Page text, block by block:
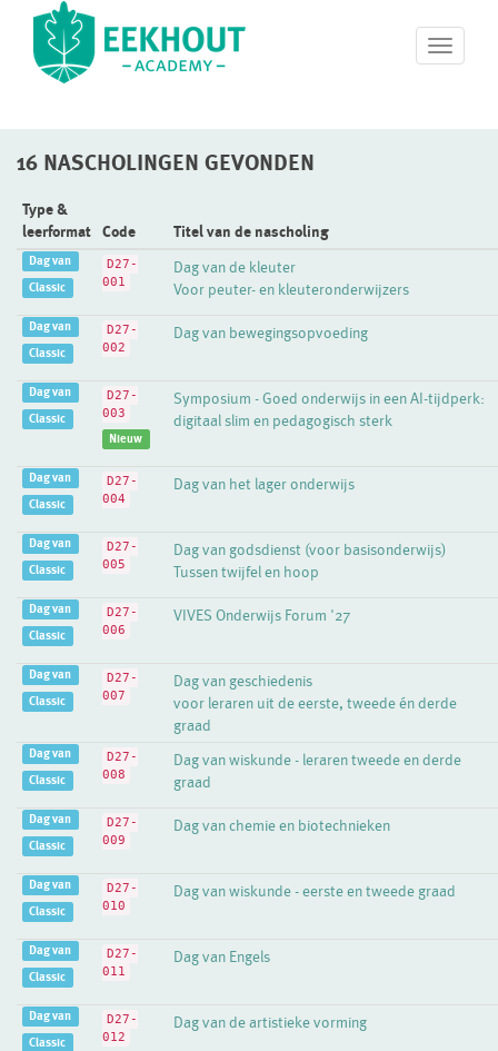
T
o
16 NASCHOLINGEN GEVONDEN
Type &
leerformat
Code Titel van de nascholing
Dag van
Classic
D27-
001
Dag van de kleuter
Voor peuter- en kleuteronderwijzers
Dag van
Classic
D27-
002
Dag van bewegingsopvoeding
Dag van
Classic
D27-
003
Nieuw
Symposium - Goed onderwijs in een AI-tijdperk:
digitaal slim en pedagogisch sterk
Dag van
Classic
D27-
004
Dag van het lager onderwijs
Dag van
Classic
D27-
005
Dag van godsdienst (voor basisonderwijs)
Tussen twijfel en hoop
Dag van
Classic
D27-
006
VIVES Onderwijs Forum '27
Dag van
Classic
D27-
007
Dag van geschiedenis
voor leraren uit de eerste, tweede én derde
graad
Dag van
Classic
D27-
008
Dag van wiskunde - leraren tweede en derde
graad
Dag van
Classic
D27-
009
Dag van chemie en biotechnieken
Dag van
Classic
D27-
010
Dag van wiskunde - eerste en tweede graad
Dag van
Classic
D27-
011
Dag van Engels
Dag van
Classic
D27-
012
Dag van de artistieke vorming